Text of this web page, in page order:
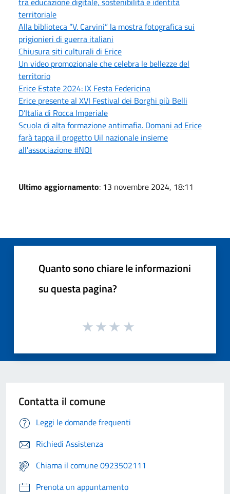
territoriale
Alla biblioteca “V. Carvini” la mostra fotografica sui
prigionieri di guerra italiani
Chiusura siti culturali di Erice
Un video promozionale che celebra le bellezze del
territorio
Erice Estate 2024: IX Festa Federicina
Erice presente al XVI Festival dei Borghi più Belli
D’Italia di Rocca Imperiale
Scuola di alta formazione antimafia. Domani ad Erice
farà tappa il progetto Uil nazionale insieme
all'associazione #NOI
Ultimo aggiornamento: 13 novembre 2024, 18:11
Quanto sono chiare le informazioni
su questa pagina?
Contatta il comune
Leggi le domande frequenti
Richiedi Assistenza
Chiama il comune 0923502111
Prenota un appuntamento